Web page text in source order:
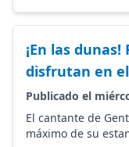
¡En las
disfrutan en
Publicado el
El cantante de
máximo de su